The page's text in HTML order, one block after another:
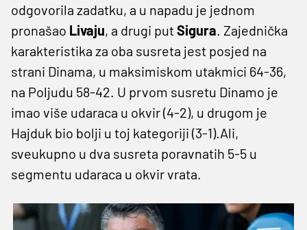
odgovorila zadatku, a u napadu je jednom
pronašao Livaju, a drugi putSigura. Zajednička
karakteristika za oba susreta jest posjed na
strani Dinama, u maksimiskom utakmici 64-36,
na Poljudu 58-42. U prvom susretu Dinamo je
imao više udaraca u okvir (4-2), u drugom je
Hajduk bio bolji u toj kategoriji (3-1).Ali,
sveukupno u dva susreta poravnatih 5-5 u
segmentu udaraca u okvir vrata.